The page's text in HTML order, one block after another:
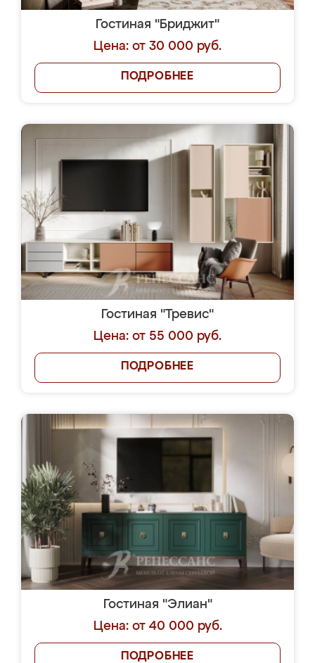
Гостиная "Бриджит"
Цена: от 30 000 руб.
ПОДРОБНЕЕ
Гостиная "Тревис"
Цена: от 55 000 руб.
ПОДРОБНЕЕ
Гостиная "Элиан"
Цена: от 40 000 руб.
ПОДРОБНЕЕ